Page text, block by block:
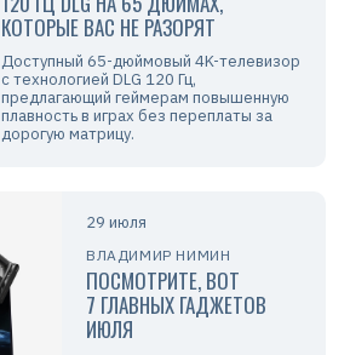
КОТОРЫЕ ВАС НЕ РАЗОРЯТ
Доступный 65-дюймовый 4K-телевизор
с технологией DLG 120 Гц,
предлагающий геймерам повышенную
плавность в играх без переплаты за
дорогую матрицу.
29 июля
ВЛАДИМИР НИМИН
ПОСМОТРИТЕ, ВОТ
7 ГЛАВНЫХ ГАДЖЕТОВ
ИЮЛЯ